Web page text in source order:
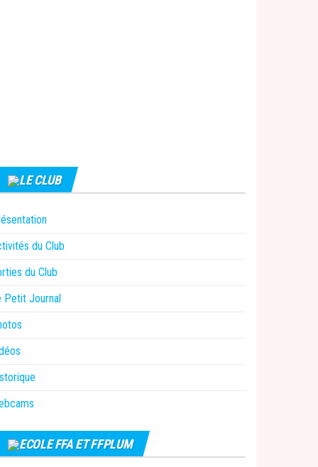
LE CLUB
du Club
du Club
Petit Journal
ECOLE FFA ET FFPLUM